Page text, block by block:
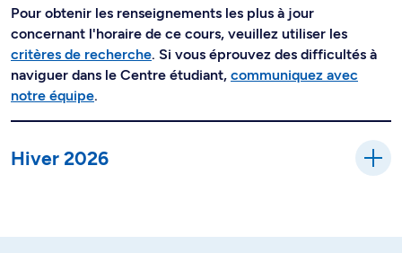
Pour obtenir les renseignements les plus à jour
concernant l'horaire de ce cours, veuillez utiliser les
critères de recherche. Si vous éprouvez des difficultés à
naviguer dans le Centre étudiant, communiquez avec
notre équipe.
Hiver 2026